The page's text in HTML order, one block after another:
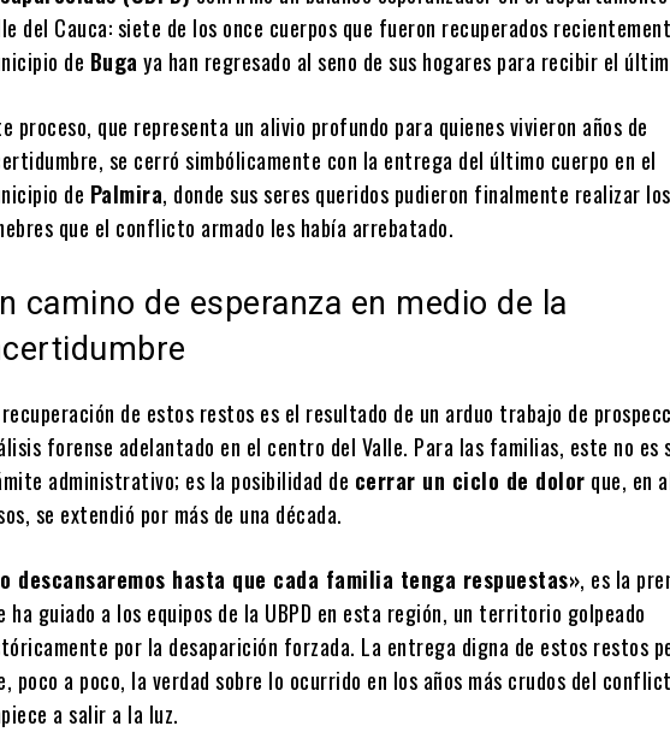
del Cauca: siete de los once cuerpos que fueron recuperados
de Buga ya han regresado al seno de sus hogares para recibir el
proceso, que representa un alivio profundo para quienes vivieron años de
se cerró simbólicamente con la entrega del último cuerpo en el
de Palmira, donde sus seres queridos pudieron finalmente realizar
que el conflicto armado les había arrebatado.
camino de esperanza en medio de la
de estos restos es el resultado de un arduo trabajo de
forense adelantado en el centro del Valle. Para las familias, este no es
administrativo; es la posibilidad de cerrar un ciclo de dolor que, en
se extendió por más de una década.
descansaremos hasta que cada familia tenga respuestas», es la
ha guiado a los equipos de la UBPD en esta región, un territorio golpeado
por la desaparición forzada. La entrega digna de estos restos
poco a poco, la verdad sobre lo ocurrido en los años más crudos del
a salir a la luz.